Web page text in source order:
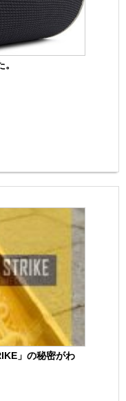
」の秘密がわ